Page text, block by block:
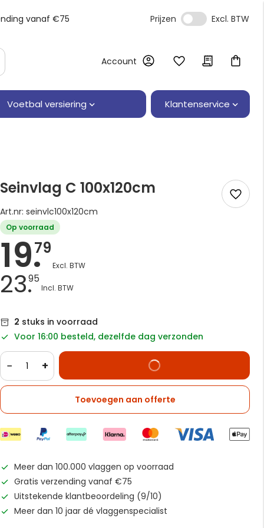
vanaf €75 Prijzen
Account
Voetbal versiering Klantenservice
Seinvlag C 100x120cm
Art.nr: seinvlc100x120cm
Op voorraad
19.79
23.95
2 stuks in voorraad
Voor 16:00 besteld, dezelfde dag verzonden
− +
Toevoegen aan offerte
Meer dan 100.000 vlaggen op voorraad
Gratis verzending vanaf €75
Uitstekende klantbeoordeling (9/10)
Meer dan 10 jaar dé vlaggenspecialist